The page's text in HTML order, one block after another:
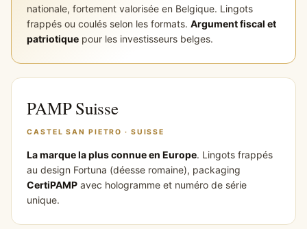
nationale, fortement valorisée en Belgique. Lingots
frappés ou coulés selon les formats.Argument fiscal et
patriotique pour les investisseurs belges.
PAMP Suisse
CASTEL SAN PIETRO · SUISSE
La marque la plus connue en Europe. Lingots frappés
au design Fortuna (déesse romaine), packaging
CertiPAMP avec hologramme et numéro de série
unique.